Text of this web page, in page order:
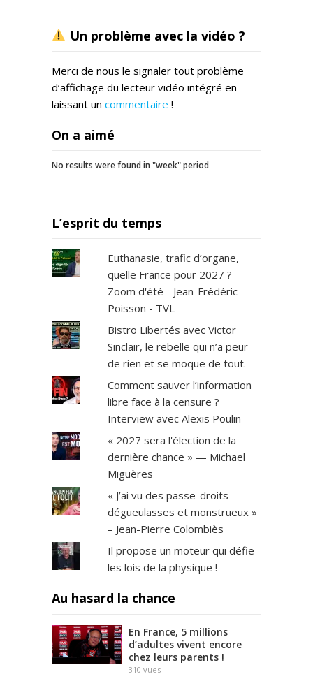
Un problème avec la vidéo ?
Merci de nous le signaler tout problème
d’affichage du lecteur vidéo intégré en
laissant un commentaire !
On a aimé
No results were found in "week" period
L’esprit du temps
Euthanasie, trafic d’organe,
quelle France pour 2027 ?
Zoom d'été - Jean-Frédéric
Poisson - TVL
Bistro Libertés avec Victor
Sinclair, le rebelle qui n’a peur
de rien et se moque de tout.
Comment sauver l’information
libre face à la censure ?
Interview avec Alexis Poulin
« 2027 sera l'élection de la
dernière chance » — Michael
Miguères
« J’ai vu des passe-droits
dégueulasses et monstrueux »
– Jean-Pierre Colombiès
Il propose un moteur qui défie
les lois de la physique !
Au hasard la chance
En France, 5 millions
d’adultes vivent encore
chez leurs parents !
310 vues